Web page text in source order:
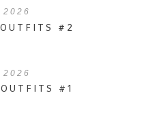
#2
#1